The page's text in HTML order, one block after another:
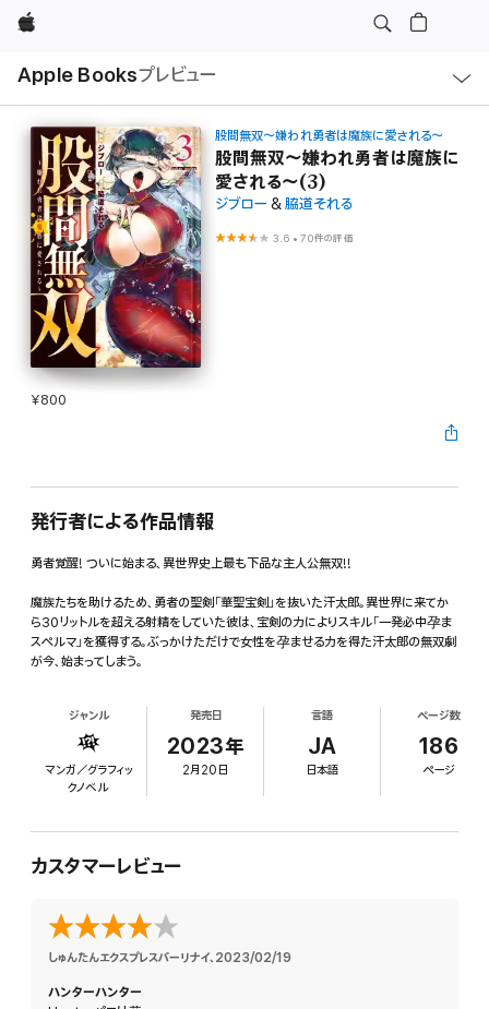
Apple
Apple Booksプレビュー
ル
股間無双～嫌われ勇者は魔族に愛される～
股間無双～嫌われ勇者は魔族に
愛される～(3)
ジブロー &脇道それる
3.6 •70件の評価
¥800
発行者による作品情報
勇者覚醒! ついに始まる、異世界史上最も下品な主人公無双!!
魔族たちを助けるため、勇者の聖剣「華聖宝剣」を抜いた汗太郎。異世界に来てか
ら30リットルを超える射精をしていた彼は、宝剣の力によりスキル「一発必中孕ま
スペルマ」を獲得する。ぶっかけただけで女性を孕ませる力を得た汗太郎の無双劇
が今、始まってしまう。
ジャンル
マンガ／グラフィッ
クノベル
発売日
2023年
2月20日
言語
JA
日本語
ページ数
186
ページ
カスタマーレビュー
しゅんたんエクスプレスパーリナイ、 2023/02/19
ハンターハンター